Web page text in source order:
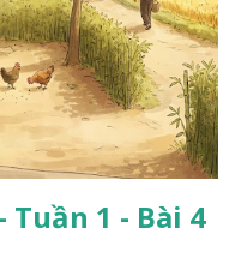
1 - Bài 4